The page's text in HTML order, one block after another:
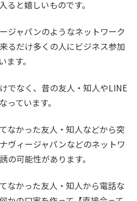
ると嬉しいものです。
ジャパンのようなネットワーク
るだけ多くの人にビジネス参加
ます。
でなく、昔の友人・知人やLINE
っています。
なかった友人・知人などから突
ヴィージャパンなどのネットワ
の可能性があります。
なかった友人・知人から電話な